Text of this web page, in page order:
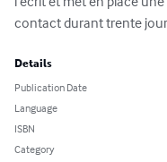
contact durant trente
Details
Publication Date
Language
ISBN
Category